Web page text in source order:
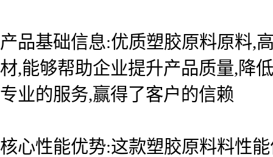
产品基础信息:优质塑胶原料原料,
材,能够帮助企业提升产品质量,降
专业的服务,赢得了客户的信赖
核心性能优势:这款塑胶原料料性